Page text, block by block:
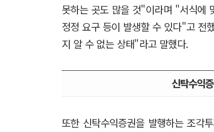
못하는 곳도 많을 것"이라며 "서식에
정정 요구 등이 발생할 수 있다"고 전
지 알 수 없는 상태"라고 말했다.
신탁수익
또한 신탁수익증권을 발행하는 조각